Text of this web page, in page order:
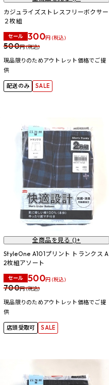
カジュライズストレスフリーボクサー
２枚組
セール 300円 (税込)
500円 (税込)
現品限りのためアウトレット価格でご提
供
配送のみ SALE
全商品を見る ()+
StyleOne A101プリント トランクス A
2枚組アソート
セール 500円 (税込)
700円 (税込)
現品限りのためアウトレット価格でご提
供
店頭受取可 SALE